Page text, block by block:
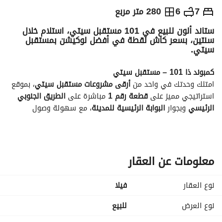
7
6 280 متر مربع ج.م 20,720,000
الاماكن القريبة ستاند ألون للبيع في 101 مستقبل سيتي، استلام خلال
سنتين، بسعر كاش لقطة في أفضل لوكيشن بمستقبل
سيتي.
كمبوند ذا 101 – مستقبل سيتي
امتلك وحدتك في واحد من أرقى مشروعات مستقبل سيتي
استراتيجي مميز على قطعة رقم 1 مباشرة على
الرئيسي وبجوار البوابة الرئيسية للمدينة
تفاصيل المشروع
• المساحة الإجمالية: 101 فدان
• نسبة المباني:
• 83% مساحات خضراء وبحيرات ومساحات مفتوحة
خدمات متكاملة
3 مداخل رئيسية
معلومات عن العقار
نوع العقار
فیلا
نوع العرض
للبيع